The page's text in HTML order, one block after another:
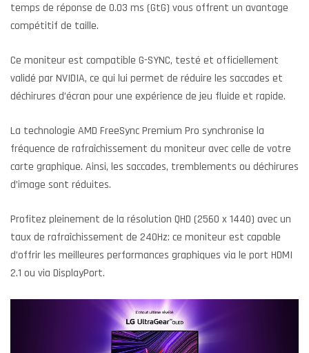
temps de réponse de 0.03 ms (GtG) vous offrent un avantage
compétitif de taille.
Ce moniteur est compatible G-SYNC, testé et officiellement
validé par NVIDIA, ce qui lui permet de réduire les saccades et
déchirures d’écran pour une expérience de jeu fluide et rapide.
La technologie AMD FreeSync Premium Pro synchronise la
fréquence de rafraîchissement du moniteur avec celle de votre
carte graphique. Ainsi, les saccades, tremblements ou déchirures
d’image sont réduites.
Profitez pleinement de la résolution QHD (2560 x 1440) avec un
taux de rafraîchissement de 240Hz: ce moniteur est capable
d’offrir les meilleures performances graphiques via le port HDMI
2.1 ou via DisplayPort.